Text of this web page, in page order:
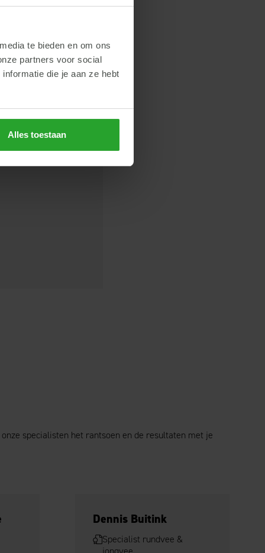
te bieden en om ons
partners voor social
die je aan ze hebt
Alles toestaan
specialisten het rantsoen en de resultaten met je
Dennis Buitink
Specialist rundvee &